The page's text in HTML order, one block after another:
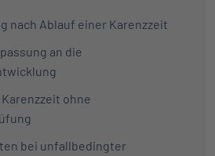
nach Ablauf einer Karenzzeit
an die
ohne
bei unfallbedingter